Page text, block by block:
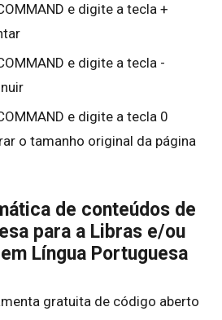
e digite a tecla +
e digite a tecla -
e digite a tecla 0
o tamanho original da página
de conteúdos de
para a Libras e/ou
Língua Portuguesa
gratuita de código aberto